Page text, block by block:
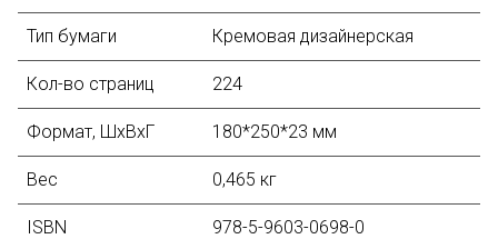
Тип бумаги Кремовая дизайнерская
Кол-во страниц 224
Формат, ШхВхГ 180*250*23 мм
Вес 0,465 кг
ISBN 978-5-9603-0698-0